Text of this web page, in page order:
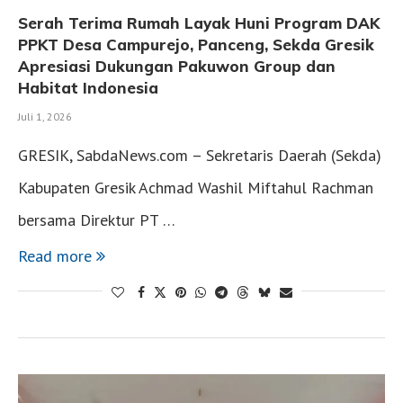
Serah Terima Rumah Layak Huni Program DAK
PPKT Desa Campurejo, Panceng, Sekda Gresik
Apresiasi Dukungan Pakuwon Group dan
Habitat Indonesia
Juli 1, 2026
GRESIK, SabdaNews.com – Sekretaris Daerah (Sekda)
Kabupaten Gresik Achmad Washil Miftahul Rachman
bersama Direktur PT …
Read more